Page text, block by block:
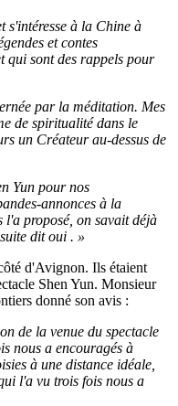
s'intéresse à la Chine à
et contes
qui sont des rappels pour
par la méditation. Mes
de spiritualité dans le
un Créateur au-dessus de
Yun pour nos
annonces à la
proposé, on savait déjà
dit oui . »
d'Avignon. Ils étaient
Shen Yun. Monsieur
donné son avis :
de la venue du spectacle
nous a encouragés à
à une distance idéale,
l'a vu trois fois nous a